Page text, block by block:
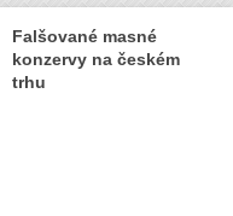
Falšované masné
konzervy na českém
trhu